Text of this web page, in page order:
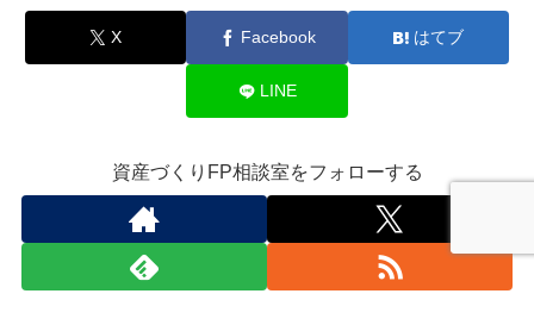
X Facebook はてブ
LINE
資産づくりFP相談室をフォローする